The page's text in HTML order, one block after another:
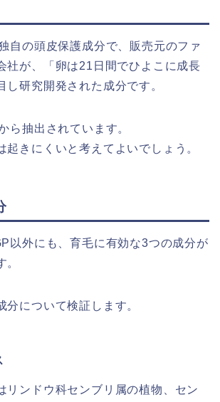
自の頭皮保護成分で、販売元のファ
社が、「卵は21日間でひよこに成長
し研究開発された成分です。
ら抽出されています。
起きにくいと考えてよいでしょう。
以外にも、育毛に有効な3つの成分が
。
分について検証します。
リンドウ科センブリ属の植物、セン